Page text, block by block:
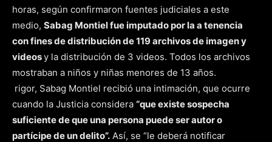
horas, según confirmaron fuentes judiciales a este
medio, Sabag Montiel fue imputado por la a tenencia
con fines de distribución de 119 archivos de imagen y
videosy la distribución de 3 videos. Todos los archivos
mostraban a niños y niñas menores de 13 años.
rigor, Sabag Montiel recibió una intimación, que ocurre
cuando la Justicia considera “que existe sospecha
suficiente de que una persona puede ser autor o
partícipe de un delito”. Así, se “le deberá notificar